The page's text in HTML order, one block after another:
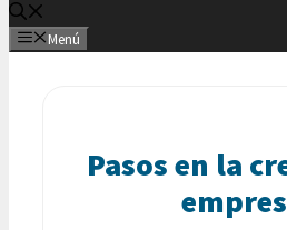
Menú
Pasos en la